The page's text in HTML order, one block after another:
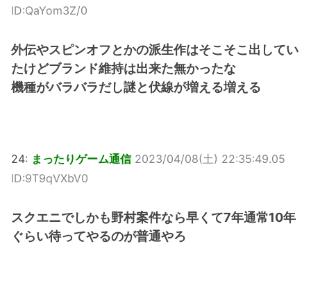
ID:QaYom3Z/0
外伝やスピンオフとかの派生作はそこそこ出してい
たけどブランド維持は出来た無かったな
機種がバラバラだし謎と伏線が増える増える
24: まったりゲーム通信 2023/04/08(土) 22:35:49.05
ID:9T9qVXbV0
スクエニでしかも野村案件なら早くて7年通常10年
ぐらい待ってやるのが普通やろ